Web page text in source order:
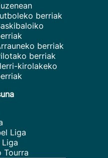
berriak
berriak
berriak
kirolakeko
Liga
Tourra